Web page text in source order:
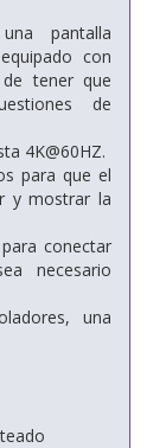
pantalla
con
tener que
de
4K@60HZ.
para que el
y mostrar la
conectar
necesario
una